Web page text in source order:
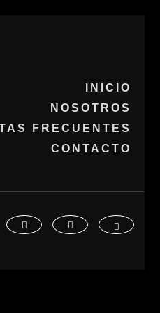
INICIO
NOSOTROS
FRECUENTES
CONTACTO